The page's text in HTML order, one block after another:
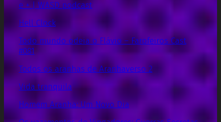
e + | WASD podcast
Hell Clock
Todo mundo odeia o Flávio – Farofeiros Cast
#081
Todos os aranhas de Aranhaverso 2
Vida tranquila
Homem Aranha: Um Novo Dia